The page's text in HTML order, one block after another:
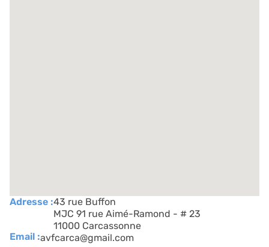
Adresse :43 rue Buffon
MJC 91 rue Aimé-Ramond - # 23
11000 Carcassonne
Email :avfcarca@gmail.com